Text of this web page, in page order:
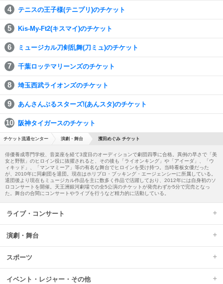
テニスの王子様(テニプリ)のチケット
Kis-My-Ft2(キスマイ)のチケット
ミュージカル刀剣乱舞(刀ミュ)のチケット
千葉ロッテマリーンズのチケット
埼玉西武ライオンズのチケット
あんさんぶるスターズ!(あんスタ)のチケット
阪神タイガースのチケット
チケット流通センター 演劇・舞台 濱田めぐみ チケット
俳優養成専門学校、音楽座を経て3度目のオーディションで劇団四季に合格。異例の早さで「美
女と野獣」のヒロイン役に抜擢されると、その後も「ライオンキング」や「アイーダ」、「ウ
ィキッド」、「マンマミーア」等の有名な舞台でヒロインを受け持つ。当時看板女優だった
が、2010年に同劇団を退団。現在はホリプロ・ブッキング・エージェンシーに所属している。
退団後より現在もミュージカル作品を主に数多く作品で活躍しており、2012年には自身初のソ
ロコンサートを開催。天王洲銀河劇場での全5公演のチケットが発売わずか5分で完売となっ
た。舞台の合間にコンサートやライブを行うなど精力的に活動している。
ライブ・コンサート
演劇・舞台
スポーツ
イベント・レジャー・その他